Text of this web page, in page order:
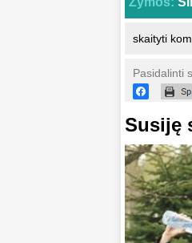
skaityti
Pasidalinti
Susiję